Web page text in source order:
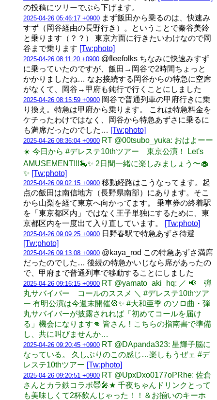
の投稿にツリーでぶら下げます。
2025-04-26 05:46:17 +0900 まず飯田から乗るのは、快速み
すず（岡谷経由の長野行き）。ということで秦谷美鈴
と乗ります（？？） 東京方面に行きたいわけなので岡
谷まで乗ります [Tw:photo]
2025-04-26 08:11:20 +0900 @fleefolks ちなみに快速みすず
に乗っていたのですが、飯田→岡谷で2時間ちょっと
かかりましたね… なお接続する岡谷からの特急に空席
がなくて、岡谷→甲府も鈍行で行くことにしました
2025-04-26 08:15:59 +0900 岡谷で普通列車の甲府行きに乗
り換え。特急は甲府から乗ります。 これは特急料金を
ケチったわけではなく、岡谷から特急あずさに乗るに
も満席だったのでした… [Tw:photo]
2025-04-26 08:36:04 +0900 RT @00tsubo_yuka: おはよーー
☀️ 今日から #デレステ10thツアー 東京公演！ Let's
AMUSEMENT!!!🎠✨ 2日間一緒に楽しみましょう〜🧁
✨ [Tw:photo]
2025-04-26 09:02:15 +0900 移動経路はこうなってます。起
点の飯田は南信地方（長野県南部）にあります。そこ
から山梨を経て東京へ向かってます。 乗車券の終着駅
を「東京都区内」ではなく王子単独にするために、東
京都区内を一度出て入り直しています。
[Tw:photo]
2025-04-26 09:09:25 +0900 日野春駅で特急あずさ待避
[Tw:photo]
2025-04-26 09:13:08 +0900 @kaya_rod この特急あずさ満席
だったのでした… 後続の特急かいじなら席があったの
で、甲府まで普通列車で移動することにしました
2025-04-26 09:16:15 +0900 RT @yamato_aki_hq: ／ 📢 弾
丸サバイバー コールのススメ ＼ #デレステ10thツア
ー 有明公演は今週末開催🎡✨ #大和亜季 のソロ曲・弾
丸サバイバーが披露されれば「初めてコールを届け
る」機会になります👊 皆さん！こちらの指南書で準備
し、共に叫びませんか…
2025-04-26 09:20:45 +0900 RT @DApanda323: 星輝子脳に
なっている。 久しぶりのこの感じ…楽しもうぜェ #デ
レステ10thツアー [Tw:photo]
2025-04-26 09:20:51 +0900 RT @UpxDxo0177oPRhe: 佐倉
さんとカラ鉄コラボ😈🎤★ 千夜ちゃんドリンクとって
も美味しくて2杯飲んじゃった！！＆お揃いのキーホ